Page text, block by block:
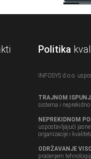
Politika
INFOSYS d.o.o.
TRAJNOM
sistema i
NEPREKIDNOM
uspostavljajući
organizacije i
ODRŽAVANJE
praćenjem